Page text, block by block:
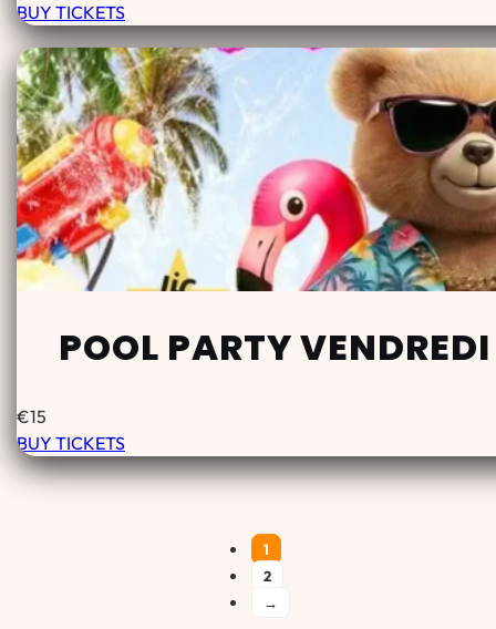
BUY TICKETS
POOL PARTY
€15
BUY TICKETS
1
2
→